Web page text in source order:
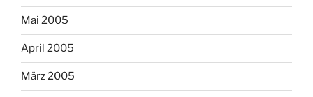
Mai 2005
April 2005
März 2005